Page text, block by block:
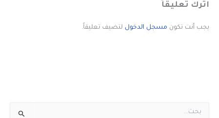
اترك تعليقاً
يجب أنت تكون مسجل الدخول لتضيف تعليقاً.